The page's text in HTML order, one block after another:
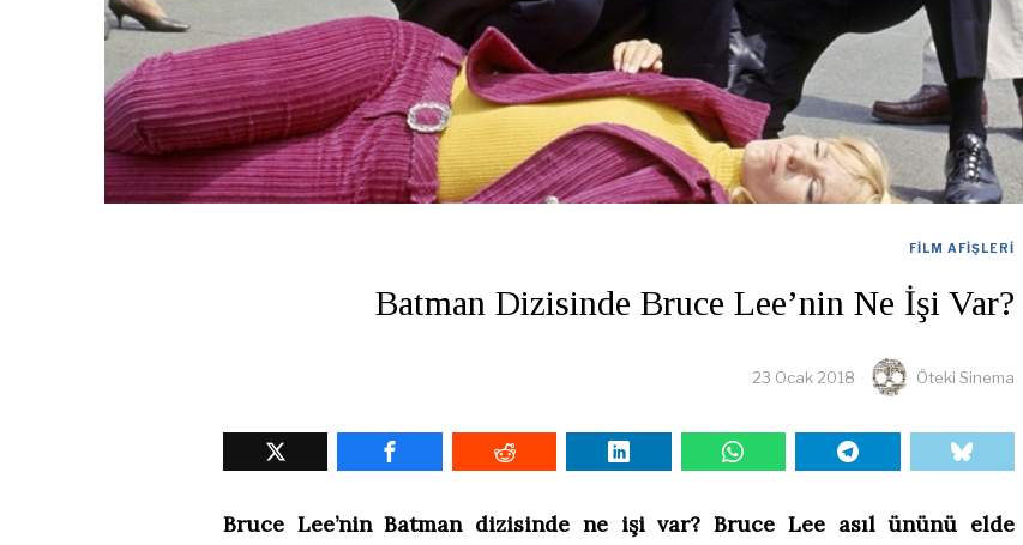
FILM AFIŞLERI
Batman Dizisinde Bruce Lee’nin Ne İşi Var?
23 Ocak 2018 Öteki Sinema
Bruce Lee’nin Batman dizisinde ne işi var? Bruce Lee asıl ününü elde